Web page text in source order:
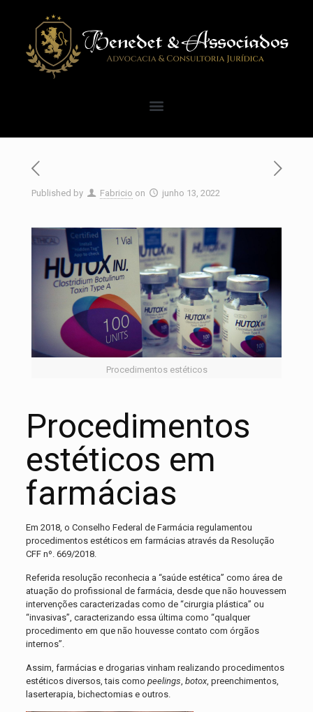
Published by Fabricio on junho 13, 2022
Procedimentos estéticos
Procedimentos
estéticos em
farmácias
Em 2018, o Conselho Federal de Farmácia regulamentou
procedimentos estéticos em farmácias através da Resolução
CFF nº. 669/2018.
Referida resolução reconhecia a “saúde estética” como área de
atuação do profissional de farmácia, desde que não houvessem
intervenções caracterizadas como de “cirurgia plástica” ou
“invasivas”, caracterizando essa última como “qualquer
procedimento em que não houvesse contato com órgãos
internos”.
Assim, farmácias e drogarias vinham realizando procedimentos
estéticos diversos, tais como peelings, botox, preenchimentos,
laserterapia, bichectomias e outros.